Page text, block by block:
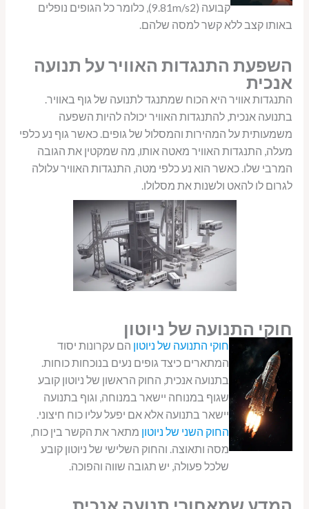
קבועה (9.81m/s2), כלומר כל הגופים נופלים
באותו קצב ללא קשר למסה שלהם.
השפעת התנגדות האוויר על תנועה
אנכית
התנגדות אוויר היא הכוח שמתנגד לתנועה של גוף באוויר.
בתנועה אנכית, להתנגדות האוויר יכולה להיות השפעה
משמעותית על המהירות והמסלול של גופים. כאשר גוף נע כלפי
מעלה, התנגדות האוויר מאטה אותו, מה שמקטין את הגובה
המרבי שלו. כאשר הוא נע כלפי מטה, התנגדות האוויר עלולה
לגרום לו להאט ולשנות את מסלולו.
חוקי התנועה של ניוטון
חוקי התנועה של ניוטון הם עקרונות יסוד
המתארים כיצד גופים נעים בנוכחות כוחות.
בתנועה אנכית, החוק הראשון של ניוטון קובע
שגוף במנוחה יישאר במנוחה, וגוף בתנועה
יישאר בתנועה אלא אם יפעל עליו כוח חיצוני.
החוק השני של ניוטון מתאר את הקשר בין כוח,
מסה ותאוצה. והחוק השלישי של ניוטון קובע
שלכל פעולה, יש תגובה שווה והפוכה.